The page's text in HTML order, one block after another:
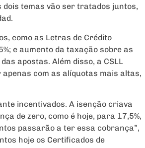
temas vão ser tratados juntos,
como as Letras de Crédito
e aumento da taxação sobre as
apostas. Além disso, a CSLL
com as alíquotas mais altas,
incentivados. A isenção criava
de zero, como é hoje, para 17,5%,
passarão a ter essa cobrança”,
hoje os Certificados de